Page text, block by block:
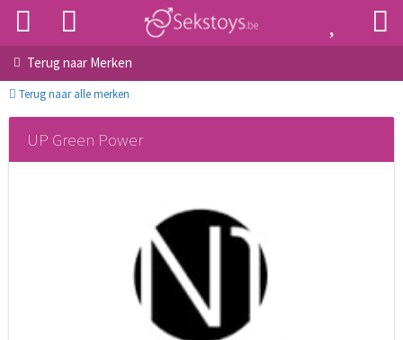
Terug naar Merken
Terug naar alle merken
UP Green Power